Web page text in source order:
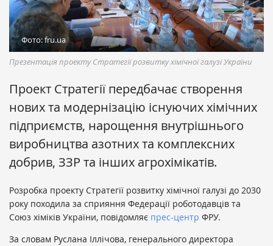
Фото: fru.ua
Презентація проекту Стратегії розвитку хімічної галузі України
Проект Стратегії передбачає створення
нових та модернізацію існуючих хімічних
підприємств, нарощення внутрішнього
виробництва азотних та комплексних
добрив, ЗЗР та інших агрохімікатів.
Розробка проекту Стратегії розвитку хімічної галузі до 2030
року походила за сприяння Федерації роботодавців та
Союз хіміків України, повідомляє прес-центр ФРУ.
За словам Руслана Іллічова, генерального директора